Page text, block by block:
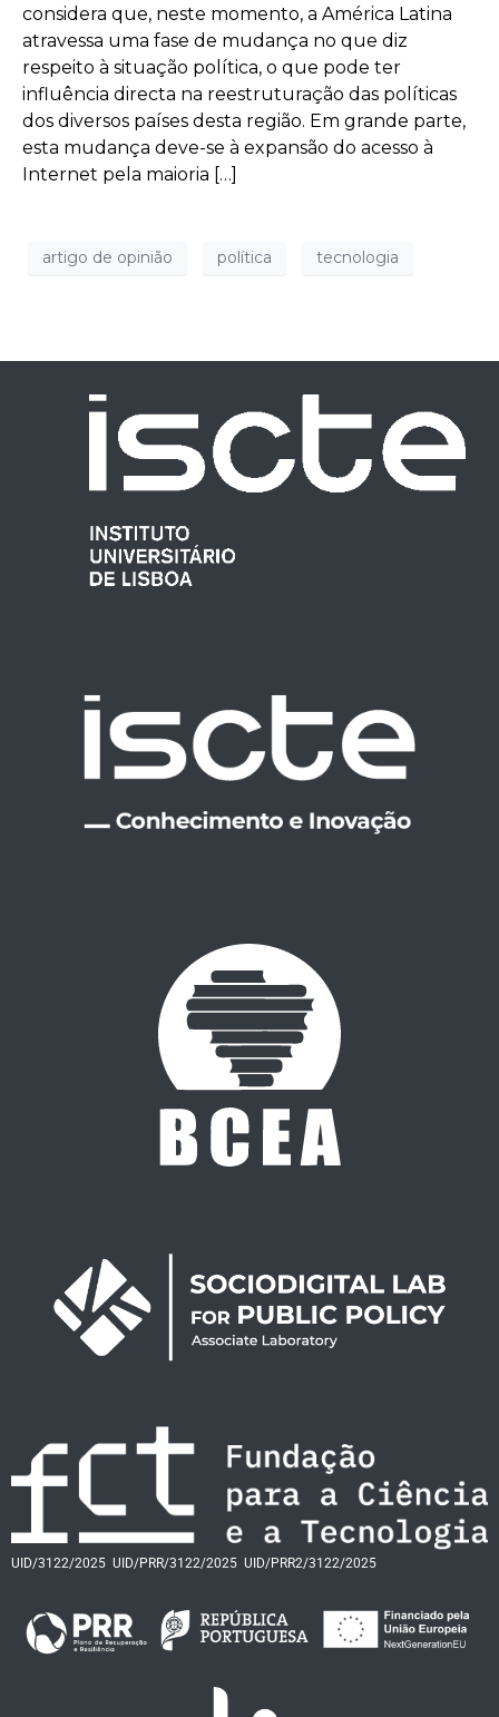
considera que, neste momento, a América Latina
atravessa uma fase de mudança no que diz
respeito à situação política, o que pode ter
influência directa na reestruturação das políticas
dos diversos países desta região. Em grande parte,
esta mudança deve-se à expansão do acesso à
Internet pela maioria […]
artigo de opinião política tecnologia
UID/3122/2025 UID/PRR/3122/2025 UID/PRR2/3122/2025